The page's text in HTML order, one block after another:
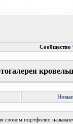
Сообщество
словом портфолио